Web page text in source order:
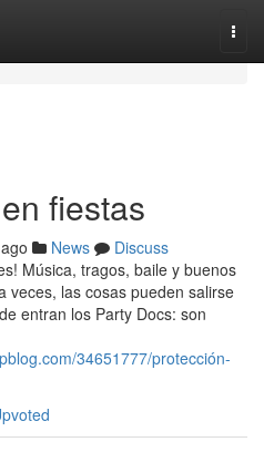
fiestas
News
Discuss
Música, tragos, baile y buenos
veces, las cosas pueden salirse
entran los Party Docs: son
34651777/protección-